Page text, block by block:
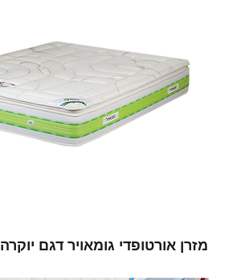
מזרן אורטופדי גומאויר דגם יוקרה 991 ויסקו ג'ל